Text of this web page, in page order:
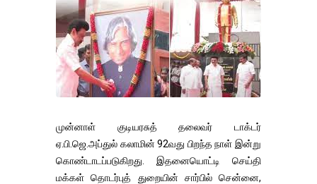
முன்னாள் குடியரசுத் தலைவர் டாக்டர்
ஏ.பி.ஜெ.அப்துல் கலாமின் 92வது பிறந்த நாள் இன்று
கொண்டாடப்படுகிறது. இதனையொட்டி செய்தி
மக்கள் தொடர்புத் துறையின் சார்பில் சென்னை,